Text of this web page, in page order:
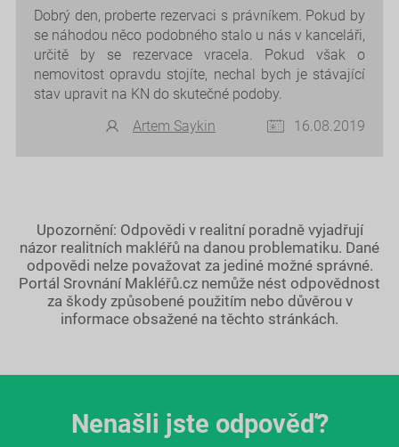
Dobrý den, proberte rezervaci s právníkem. Pokud by
se náhodou něco podobného stalo u nás v kanceláři,
určitě by se rezervace vracela. Pokud však o
nemovitost opravdu stojíte, nechal bych je stávající
stav upravit na KN do skutečné podoby.
Artem Saykin
16.08.2019
Upozornění: Odpovědi v realitní poradně vyjadřují
názor realitních makléřů na danou problematiku. Dané
odpovědi nelze považovat za jediné možné správné.
Portál Srovnání Makléřů.cz nemůže nést odpovědnost
za škody způsobené použitím nebo důvěrou v
informace obsažené na těchto stránkách.
Nenašli jste odpověď?